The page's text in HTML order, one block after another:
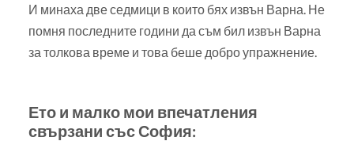
И минаха две седмици в които бях извън Варна. Не
помня последните години да съм бил извън Варна
за толкова време и това беше добро упражнение.
Ето и малко мои впечатления
свързани със София: